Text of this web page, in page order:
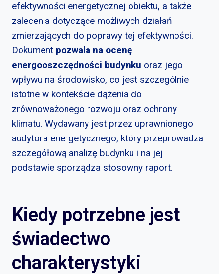
efektywności energetycznej obiektu, a także
zalecenia dotyczące możliwych działań
zmierzających do poprawy tej efektywności.
Dokument pozwala na ocenę
energooszczędności budynku oraz jego
wpływu na środowisko, co jest szczególnie
istotne w kontekście dążenia do
zrównoważonego rozwoju oraz ochrony
klimatu. Wydawany jest przez uprawnionego
audytora energetycznego, który przeprowadza
szczegółową analizę budynku i na jej
podstawie sporządza stosowny raport.
Kiedy potrzebne jest
świadectwo
charakterystyki